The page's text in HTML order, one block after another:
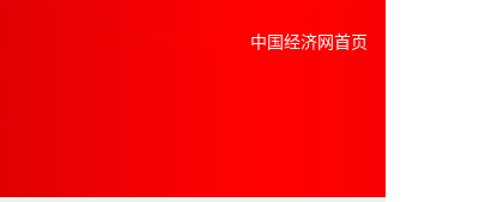
中国经济网首页